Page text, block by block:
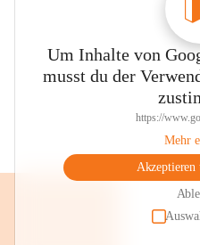
Um Inhalte von
musst du der
https://
Mehr
Akzeptieren